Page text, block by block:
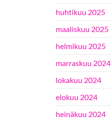
huhtikuu 2025
maaliskuu 2025
helmikuu 2025
marraskuu 2024
lokakuu 2024
elokuu 2024
heinäkuu 2024